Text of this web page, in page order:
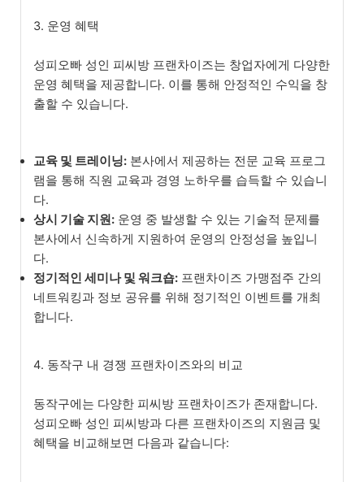
3. 운영 혜택
성피오빠 성인 피씨방 프랜차이즈는 창업자에게 다양한
운영 혜택을 제공합니다. 이를 통해 안정적인 수익을 창
출할 수 있습니다.
교육 및 트레이닝: 본사에서 제공하는 전문 교육 프로그
램을 통해 직원 교육과 경영 노하우를 습득할 수 있습니
다.
상시 기술 지원: 운영 중 발생할 수 있는 기술적 문제를
본사에서 신속하게 지원하여 운영의 안정성을 높입니
다.
정기적인 세미나 및 워크숍: 프랜차이즈 가맹점주 간의
네트워킹과 정보 공유를 위해 정기적인 이벤트를 개최
합니다.
4. 동작구 내 경쟁 프랜차이즈와의 비교
동작구에는 다양한 피씨방 프랜차이즈가 존재합니다.
성피오빠 성인 피씨방과 다른 프랜차이즈의 지원금 및
혜택을 비교해보면 다음과 같습니다: